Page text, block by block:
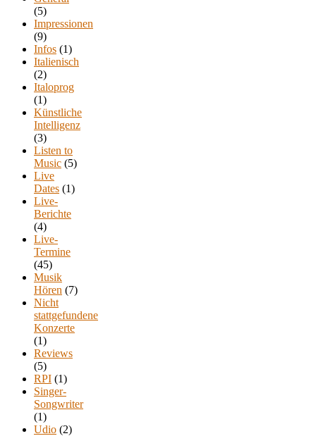
(5)
Impressionen
(9)
Infos (1)
Italienisch
(2)
Italoprog
(1)
Künstliche
Intelligenz
(3)
Listen to
Music (5)
Live
Dates (1)
Live-
Berichte
(4)
Live-
Termine
(45)
Musik
Hören (7)
Nicht
stattgefundene
Konzerte
(1)
Reviews
(5)
RPI (1)
Singer-
Songwriter
(1)
Udio (2)